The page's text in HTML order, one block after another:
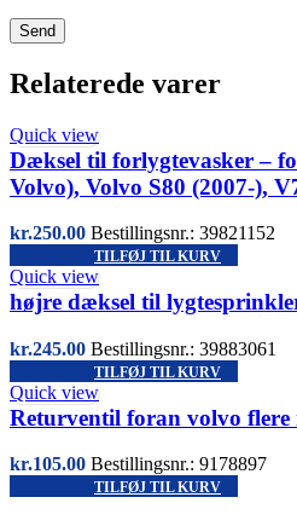
Relaterede varer
Quick view
Dæksel til forlygtevasker –
Volvo), Volvo S80 (2007-),
kr.250.00 Bestillingsnr.: 39821152
TILFØJ TIL KURV
Quick view
højre dæksel til
kr.245.00 Bestillingsnr.: 39883061
TILFØJ TIL KURV
Quick view
Returventil foran volvo flere
kr.105.00 Bestillingsnr.: 9178897
TILFØJ TIL KURV